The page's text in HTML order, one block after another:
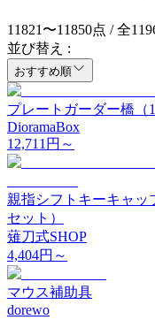
11821 〜11850点 / 全
並び替え :
おすすめ順
プレートガーダー橋（
DioramaBox
12,711 円～
親指シフトキーキャッ
セット）
薙刀式SHOP
4,404円～
マウス補助具
dorewo